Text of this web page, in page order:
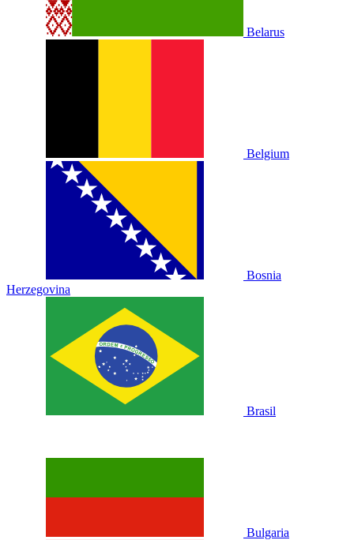
Belarus
Belgium
Bosnia
Herzegovina
Brasil
Bulgaria